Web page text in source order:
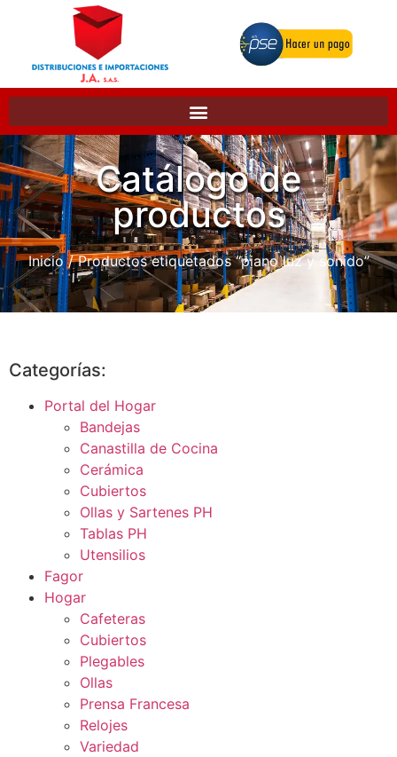
Catálogo de
productos
Inicio/ Productos etiquetados “piano luz y sonido”
Categorías:
Portal del Hogar
Bandejas
Canastilla de Cocina
Cerámica
Cubiertos
Ollas y Sartenes PH
Tablas PH
Utensilios
Fagor
Hogar
Cafeteras
Cubiertos
Plegables
Ollas
Prensa Francesa
Relojes
Variedad